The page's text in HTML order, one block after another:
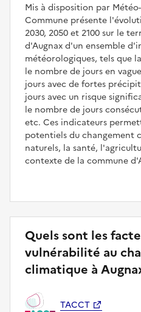
Mis à disposition par
Commune présente
2030, 2050 et 2100 sur le
d'Augnax d'un ensemble
météorologiques, tels que
le nombre de jours en
jours avec de fortes
jours avec un risque
le nombre de jours
etc. Ces indicateurs
potentiels du changement
naturels, la santé,
contexte de la commune
Quels sont les
vulnérabilité au
climatique à
TACCT